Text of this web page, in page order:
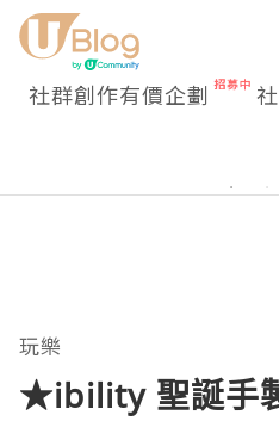
社群創作有價企劃
玩樂
★ibility 聖誕手